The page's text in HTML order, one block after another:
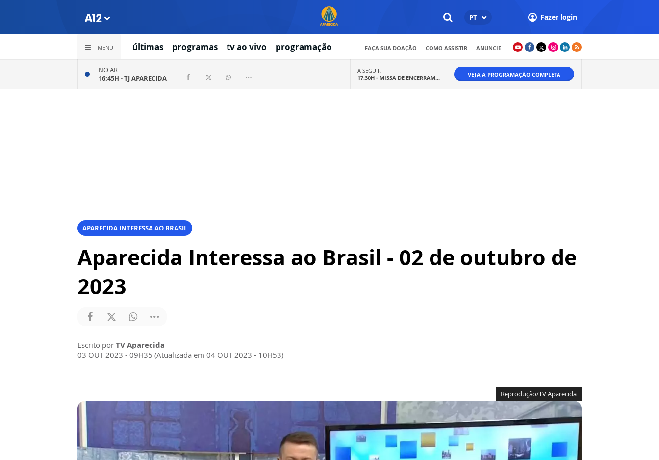
PT Fazer login
MENU últimas programas tv ao vivo programação FAÇA SUA DOAÇÃO COMO ASSISTIR ANUNCIE
NO AR
16:45H -TJ APARECIDA
A SEGUIR
17:30H - MISSA DE ENCERRAM... VEJA A PROGRAMAÇÃO COMPLETA
APARECIDA INTERESSA AO BRASIL
Aparecida Interessa ao Brasil - 02 de outubro de
2023
Escrito por TV Aparecida
03 OUT 2023 - 09H35 (Atualizada em 04 OUT 2023 - 10H53)
Reprodução/TV Aparecida